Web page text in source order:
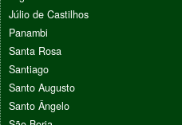
Júlio de Castilhos
Panambi
Santa Rosa
Santiago
Santo Augusto
Santo Ângelo